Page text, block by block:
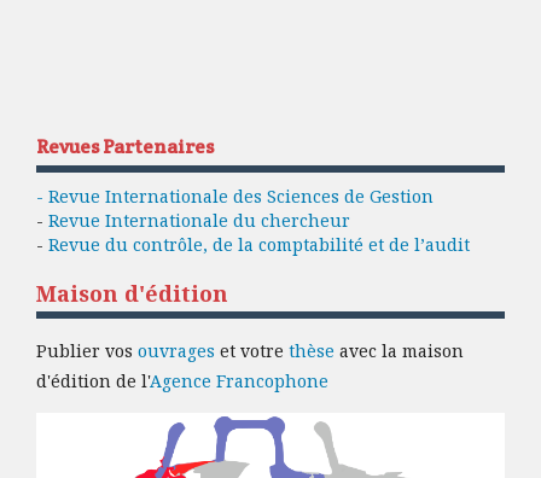
Revues Partenaires
- Revue Internationale des Sciences de Gestion
- Revue Internationale du chercheur
- Revue du contrôle, de la comptabilité et de l’audit
Maison d'édition
Publier vos ouvrages et votre thèse avec la maison
d'édition de l'Agence Francophone